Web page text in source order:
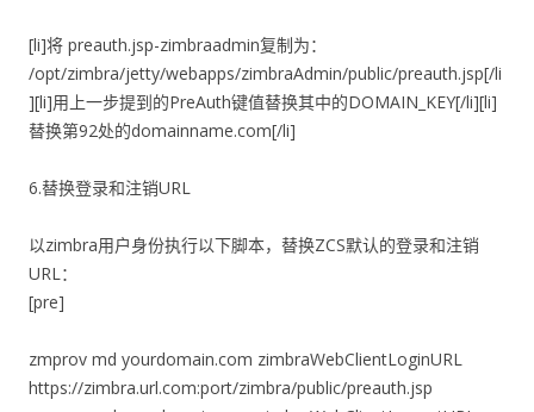
[li]将 preauth.jsp-zimbraadmin复制为：
/opt/zimbra/jetty/webapps/zimbraAdmin/public/preauth.jsp[/li
][li]用上一步提到的PreAuth键值替换其中的DOMAIN_KEY[/li][li]
替换第92处的domainname.com[/li]
6.替换登录和注销URL
以zimbra用户身份执行以下脚本，替换ZCS默认的登录和注销
URL：
[pre]
zmprov md yourdomain.com zimbraWebClientLoginURL
https://zimbra.url.com:port/zimbra/public/preauth.jsp